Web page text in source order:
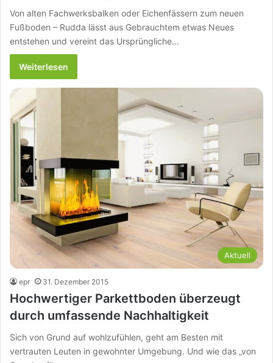
Von alten Fachwerksbalken oder Eichenfässern zum neuen
Fußboden – Rudda lässt aus Gebrauchtem etwas Neues
entstehen und vereint das Ursprüngliche…
Weiterlesen
Aktuell
epr 31. Dezember 2015
Hochwertiger Parkettboden überzeugt
durch umfassende Nachhaltigkeit
Sich von Grund auf wohlzufühlen, geht am Besten mit
vertrauten Leuten in gewohnter Umgebung. Und wie das „von